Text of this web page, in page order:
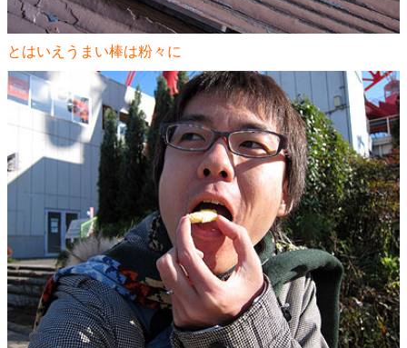
とはいえうまい棒は粉々に